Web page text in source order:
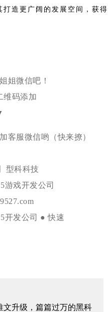
造更广阔的发展空间，获得
姐微信吧！
维码添加
客服微信哟（快来撩）
型科科技
游戏开发公司
开发公司 ● 快速
文升级，篇篇过万的黑科